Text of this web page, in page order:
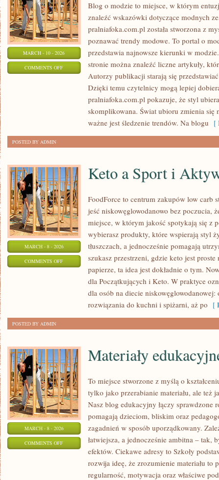
MARCH - 10 - 2026
COMMENTS OFFON
Blog o modzie to miejsce, w którym
znaleźć wskazówki dotyczące modnych
pralniafoka.com.pl została stworzona z
poznawać trendy modowe. To portal o
przedstawia najnowsze kierunki w
stronie można znaleźć liczne artykuły,
Autorzy publikacji starają się
Dzięki temu czytelnicy mogą lepiej
pralniafoka.com.pl pokazuje, że styl
skomplikowana. Świat ubioru zmienia
ważne jest śledzenie trendów. Na blogu [
POSTED BY ADMIN
MARCH - 8 - 2026
COMMENTS OFFON
Keto a Sport i
FoodForce to centrum zakupów low carb
jeść niskowęglowodanowo bez poczucia,
miejsce, w którym jakość spotykają się z
wybierasz produkty, które wspierają styl
tłuszczach, a jednocześnie pomagają
szukasz przestrzeni, gdzie keto jest
papierze, ta idea jest dokładnie o tym.
dla Początkujących i Keto. W praktyce
dla osób na diecie niskowęglowodanowej:
rozwiązania do kuchni i spiżarni, aż po [
POSTED BY ADMIN
MARCH - 8 - 2026
COMMENTS OFFON
MATERIAŁY
EDUKACYJNE
Materiały
To miejsce stworzone z myślą o
tylko jako przerabianie materiału, ale też
Nasz blog edukacyjny łączy sprawdzone
pomagają dzieciom, bliskim oraz
zagadnień w sposób uporządkowany.
łatwiejsza, a jednocześnie ambitna – tak,
efektów. Ciekawe adresy to Szkoły
rozwija ideę, że zrozumienie materiału to
regularność, motywacja oraz właściwe